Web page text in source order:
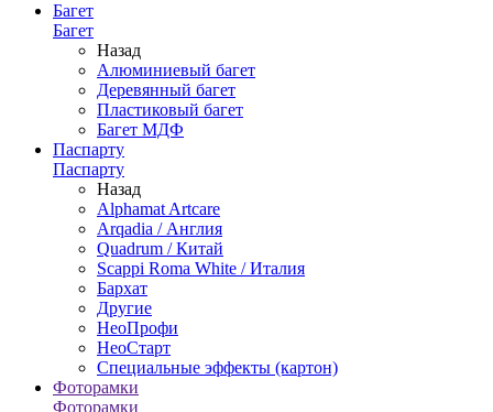
Багет
Багет
Назад
Алюминиевый багет
Деревянный багет
Пластиковый багет
Багет МДФ
Паспарту
Паспарту
Назад
Alphamat Artcare
Arqadia / Англия
Quadrum / Китай
Scappi Roma White / Италия
Бархат
Другие
НеоПрофи
НеоСтарт
Специальные эффекты (картон)
Фоторамки
Фоторамки